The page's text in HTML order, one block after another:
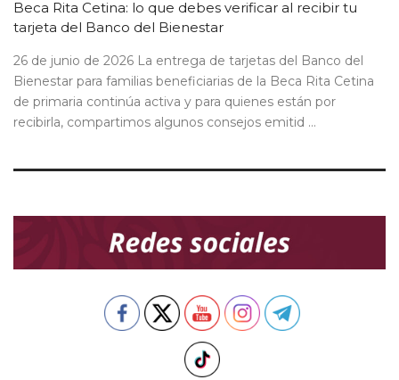
Beca Rita Cetina: lo que debes verificar al recibir tu
tarjeta del Banco del Bienestar
26 de junio de 2026 La entrega de tarjetas del Banco del
Bienestar para familias beneficiarias de la Beca Rita Cetina
de primaria continúa activa y para quienes están por
recibirla, compartimos algunos consejos emitid ...